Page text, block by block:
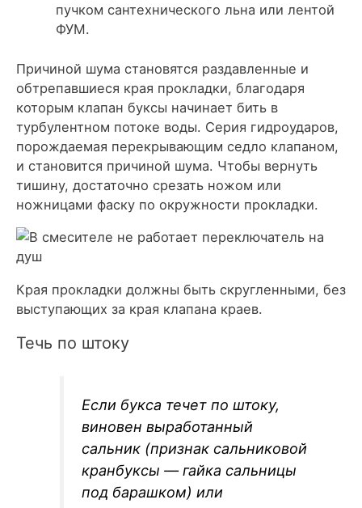
пучком сантехнического льна или лентой
ФУМ.
Причиной шума становятся раздавленные и
обтрепавшиеся края прокладки, благодаря
которым клапан буксы начинает бить в
турбулентном потоке воды. Серия гидроударов,
порождаемая перекрывающим седло клапаном,
и становится причиной шума. Чтобы вернуть
тишину, достаточно срезать ножом или
ножницами фаску по окружности прокладки.
Края прокладки должны быть скругленными, без
выступающих за края клапана краев.
Течь по штоку
Если букса течет по штоку,
виновен выработанный
сальник (признак сальниковой
кранбуксы — гайка сальницы
под барашком) или